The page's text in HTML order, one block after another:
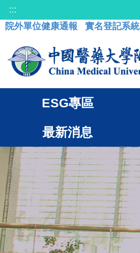
:::
院外單位健康通報
實名登記系統
ESG專區
最新消息